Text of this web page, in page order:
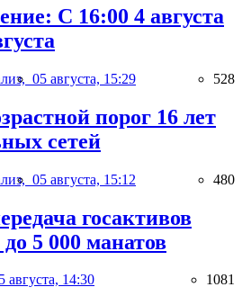
С 16:00 4 августа
05 августа, 15:29 528
порог 16 лет
сетей
05 августа, 15:12 480
госактивов
5 000 манатов
августа, 14:30 1081